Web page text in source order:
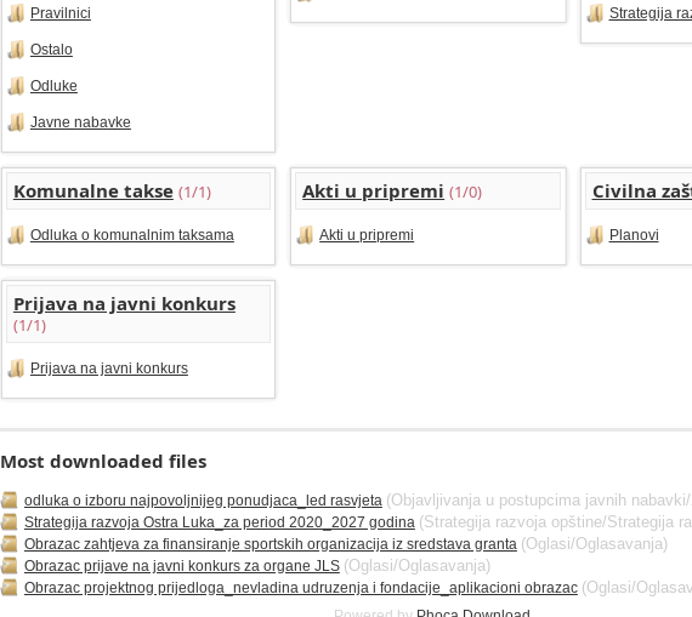
Pravilnici
Ostalo
Odluke
Javne nabavke
Strategija
Komunalne takse (1/1)
Odluka o komunalnim taksama
Akti u pripremi (1/0)
Akti u pripremi
Civilna
Planovi
Prijava na javni konkurs
(1/1)
Prijava na javni konkurs
Most downloaded files
odluka o izboru najpovoljnijeg ponudjaca_led rasvjeta (Objavljivanja u postupcima javnih
Strategija razvoja Ostra Luka_za period 2020_2027 godina (Strategija razvoja opštine/Strategija
Obrazac zahtjeva za finansiranje sportskih organizacija iz sredstava granta (Oglasi/Oglasavanja)
Obrazac prijave na javni konkurs za organe JLS (Oglasi/Oglasavanja)
Obrazac projektnog prijedloga_nevladina udruzenja i fondacije_aplikacioni obrazac (Oglasi/